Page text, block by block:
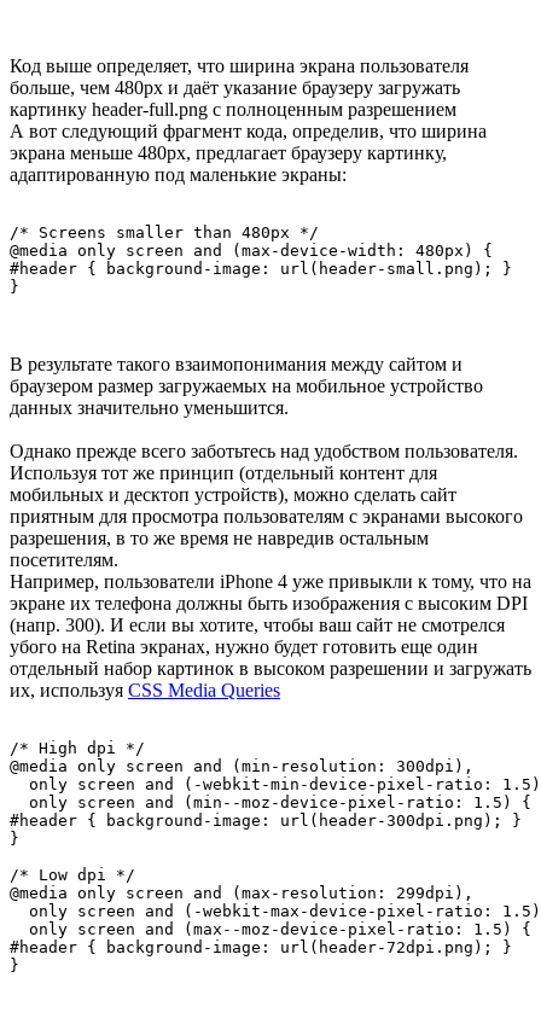
Код выше определяет, что ширина экрана пользователя
больше, чем 480px и даёт указание браузеру загружать
картинку header-full.png с полноценным разрешением
А вот следующий фрагмент кода, определив, что ширина
экрана меньше 480px, предлагает браузеру картинку,
адаптированную под маленькие экраны:
/* Screens smaller than 480px */
@media only screen and (max-device-width: 480px) {
#header { background-image: url(header-small.png); }
}
В результате такого взаимопонимания между сайтом и
браузером размер загружаемых на мобильное устройство
данных значительно уменьшится.
Однако прежде всего заботьтесь над удобством пользователя.
Используя тот же принцип (отдельный контент для
мобильных и десктоп устройств), можно сделать сайт
приятным для просмотра пользователям с экранами высокого
разрешения, в то же время не навредив остальным
посетителям.
Например, пользователи iPhone 4 уже привыкли к тому, что на
экране их телефона должны быть изображения с высоким DPI
(напр. 300). И если вы хотите, чтобы ваш сайт не смотрелся
убого на Retina экранах, нужно будет готовить еще один
отдельный набор картинок в высоком разрешении и загружать
их, используя CSS Media Queries
/* High dpi */
@media only screen and (min-resolution: 300dpi),
only screen and (-webkit-min-device-pixel-ratio:
  only screen and (min--moz-device-pixel-ratio: 1.5) {
#header { background-image: url(header-300dpi.png); }
}
/* Low dpi */
@media only screen and (max-resolution: 299dpi),
only screen and (-webkit-max-device-pixel-ratio:
  only screen and (max--moz-device-pixel-ratio: 1.5) {
#header { background-image: url(header-72dpi.png); }
}